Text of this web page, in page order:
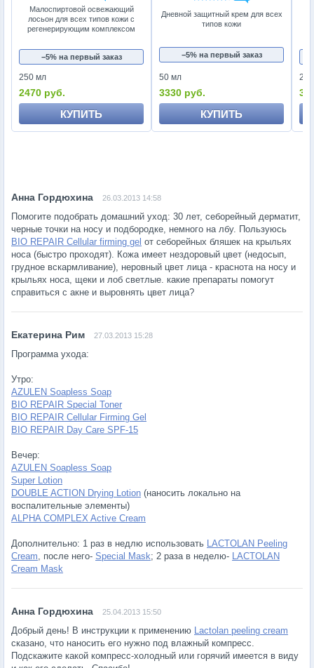
Малоспиртовой освежающий
лосьон для всех типов кожи с
регенерирующим комплексом
−5% на первый заказ
250 мл
2470 руб.
КУПИТЬ
Дневной защитный крем для всех
типов кожи
−5% на первый заказ
50 мл
3330 руб.
КУПИТЬ
26.03.2013 14:58
Помогите подобрать домашний уход: 30 лет, себорейный дерматит,
черные точки на носу и подбородке, немного на лбу. Пользуюсь
BIO REPAIR Cellular firming gel от себорейных бляшек на крыльях
носа (быстро проходят). Кожа имеет нездоровый цвет (недосып,
грудное вскармливание), неровный цвет лица - краснота на носу и
крыльях носа, щеки и лоб светлые. какие препараты помогут
справиться с акне и выровнять цвет лица?
27.03.2013 15:28
Программа ухода:
Утро:
AZULEN Soapless Soap
BIO REPAIR Special Toner
BIO REPAIR Cellular Firming Gel
BIO REPAIR Day Care SPF-15
Вечер:
AZULEN Soapless Soap
Super Lotion
DOUBLE ACTION Drying Lotion (наносить локально на
воспалительные элементы)
ALPHA COMPLEX Active Cream
Дополнительно: 1 раз в недлю использовать LACTOLAN Peeling
Cream, после него- Special Mask; 2 раза в неделю- LACTOLAN
Cream Mask
25.04.2013 15:50
Добрый день! В инструкции к применению Lactolan peeling cream
сказано, что наносить его нужно под влажный компресс.
Подскажите какой компресс-холодный или горячий имеется в виду